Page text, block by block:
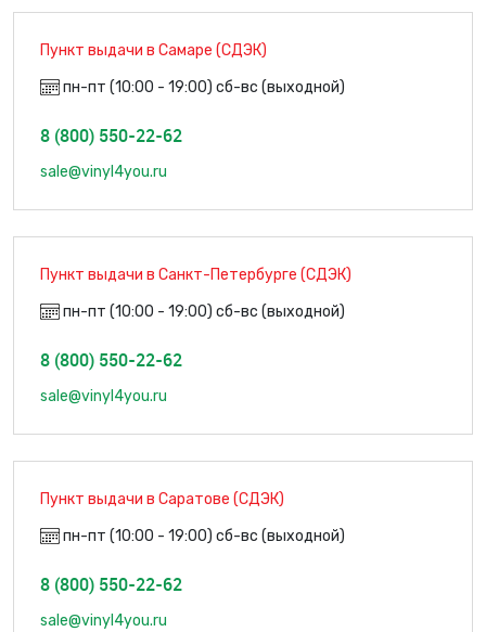
Пункт выдачи в Самаре (СДЭК)
пн-пт (10:00 - 19:00) сб-вс (выходной)
8 (800) 550-22-62
sale@vinyl4you.ru
Пункт выдачи в Санкт-Петербурге (СДЭК)
пн-пт (10:00 - 19:00) сб-вс (выходной)
8 (800) 550-22-62
sale@vinyl4you.ru
Пункт выдачи в Саратове (СДЭК)
пн-пт (10:00 - 19:00) сб-вс (выходной)
8 (800) 550-22-62
sale@vinyl4you.ru